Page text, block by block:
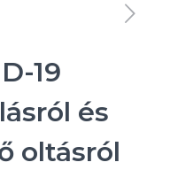
19
és
oltásról